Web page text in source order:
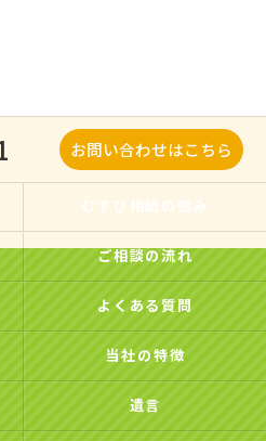
お問い合わせはこちら
むすび相続の強み
ご相談の流れ
よくある質問
当社の特徴
遺言